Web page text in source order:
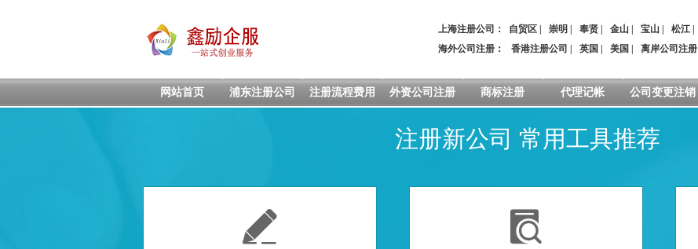
上海注册公司： 自贸区 崇明 奉贤 金山 宝山 松江
海外公司注册：
香港注册公司 英国 美国 离岸公司注册
网站首页 浦东注册公司 注册流程费用 外资公司注册 商标注册 代理记帐 公司变更注销
注册新公司 常用工具推荐
 